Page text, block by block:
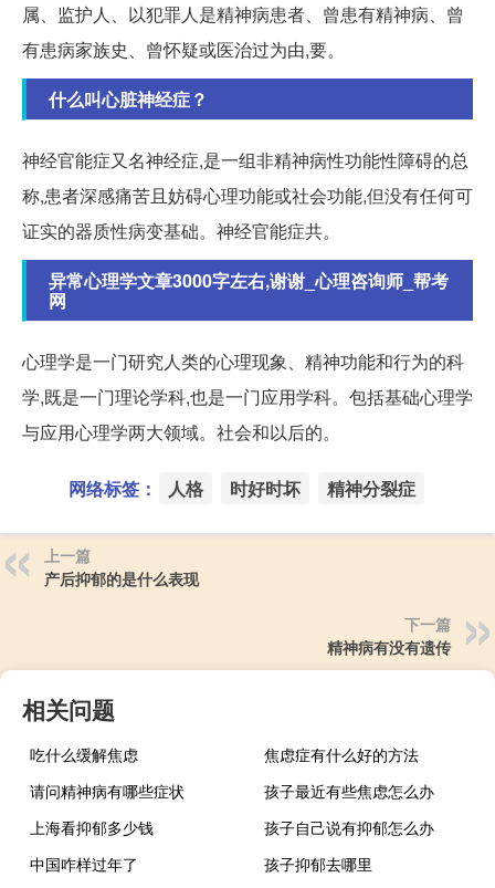
属、监护人、以犯罪人是精神病患者、曾患有精神病、曾
有患病家族史、曾怀疑或医治过为由,要。
什么叫心脏神经症？
神经官能症又名神经症,是一组非精神病性功能性障碍的总
称,患者深感痛苦且妨碍心理功能或社会功能,但没有任何可
证实的器质性病变基础。神经官能症共。
异常心理学文章3000字左右,谢谢_心理咨询师_帮考
网
心理学是一门研究人类的心理现象、精神功能和行为的科
学,既是一门理论学科,也是一门应用学科。包括基础心理学
与应用心理学两大领域。社会和以后的。
网络标签： 人格 时好时坏 精神分裂症
上一篇
产后抑郁的是什么表现
下一篇
精神病有没有遗传
相关问题
吃什么缓解焦虑
焦虑症有什么好的方法
请问精神病有哪些症状
孩子最近有些焦虑怎么办
上海看抑郁多少钱
孩子自己说有抑郁怎么办
中国咋样过年了
孩子抑郁去哪里